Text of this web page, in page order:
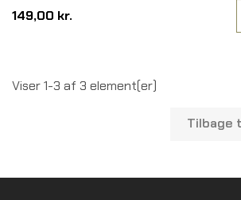
149,00 kr.
Viser 1-3 af 3 element(er)
Tilbage